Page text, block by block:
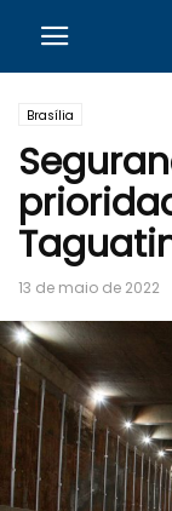
Brasília
13 de maio de 2022